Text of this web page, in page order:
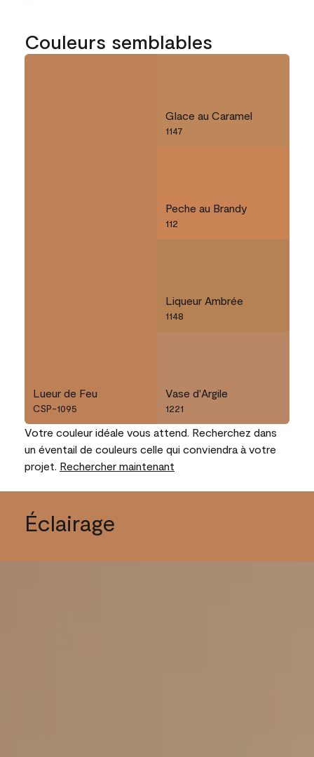
Couleurs semblables
Lueur de Feu
CSP-1095
Glace au Caramel
1147
Peche au Brandy
112
Liqueur Ambrée
1148
Vase d'Argile
1221
Votre couleur idéale vous attend. Recherchez dans
un éventail de couleurs celle qui conviendra à votre
projet. Rechercher maintenant
Éclairage